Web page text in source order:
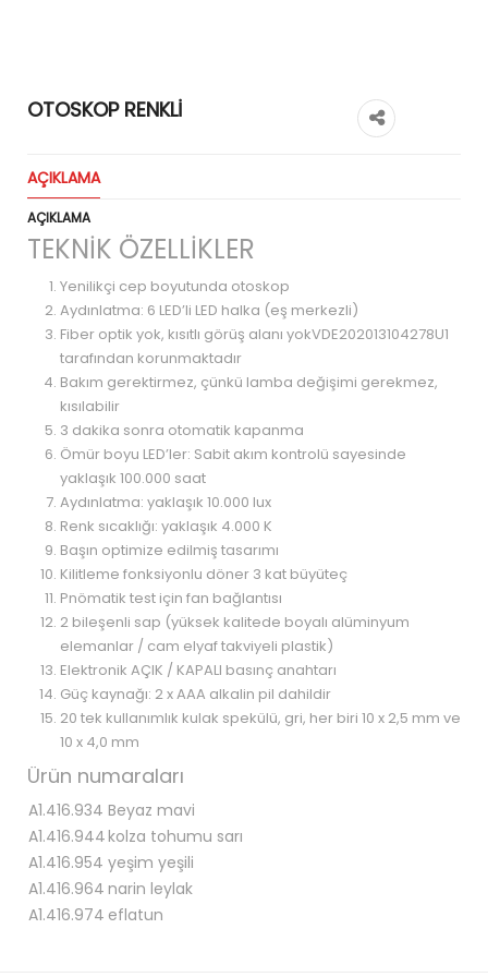
OTOSKOP RENKLİ
AÇIKLAMA
AÇIKLAMA
TEKNİK ÖZELLİKLER
Yenilikçi cep boyutunda otoskop
Aydınlatma: 6 LED’li LED halka (eş merkezli)
Fiber optik yok, kısıtlı görüş alanı yokVDE202013104278U1
tarafından korunmaktadır
Bakım gerektirmez, çünkü lamba değişimi gerekmez,
kısılabilir
3 dakika sonra otomatik kapanma
Ömür boyu LED’ler: Sabit akım kontrolü sayesinde
yaklaşık 100.000 saat
Aydınlatma: yaklaşık 10.000 lux
Renk sıcaklığı: yaklaşık 4.000 K
Başın optimize edilmiş tasarımı
Kilitleme fonksiyonlu döner 3 kat büyüteç
Pnömatik test için fan bağlantısı
2 bileşenli sap (yüksek kalitede boyalı alüminyum
elemanlar / cam elyaf takviyeli plastik)
Elektronik AÇIK / KAPALI basınç anahtarı
Güç kaynağı: 2 x AAA alkalin pil dahildir
20 tek kullanımlık kulak spekülü, gri, her biri 10 x 2,5 mm ve
10 x 4,0 mm
Ürün numaraları
A1.416.934 Beyaz mavi
A1.416.944kolza tohumu sarı
A1.416.954 yeşim yeşili
A1.416.964 narin leylak
A1.416.974 eflatun